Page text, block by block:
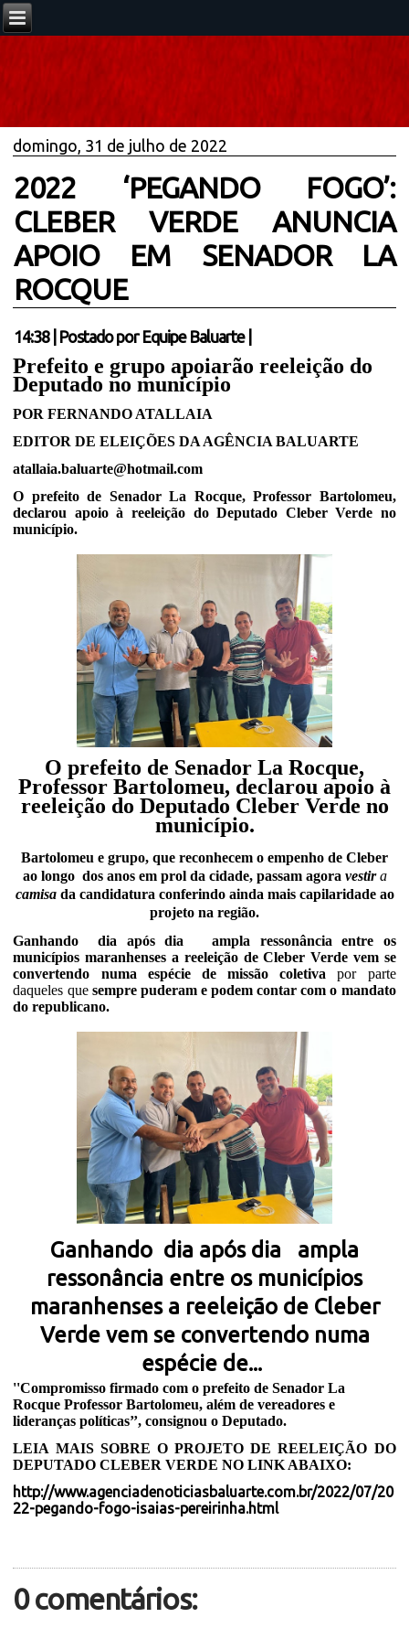
domingo, 31 de julho de 2022
2022 ‘PEGANDO FOGO’:
CLEBER VERDE ANUNCIA
APOIO EM SENADOR LA
ROCQUE
14:38| Postado por Equipe Baluarte
Prefeito e grupo apoiarão reeleição do
Deputado no município
POR FERNANDO ATALLAIA
EDITOR DE ELEIÇÕES DA AGÊNCIA BALUARTE
atallaia.baluarte@hotmail.com
O prefeito de Senador La Rocque, Professor Bartolomeu,
declarou apoio à reeleição do Deputado Cleber Verde no
município.
O prefeito de Senador La Rocque,
Professor Bartolomeu, declarou apoio à
reeleição do Deputado Cleber Verde no
município.
Bartolomeu e grupo, que reconhecem o empenho de Cleber
ao longo dos anos em prol da cidade, passam agora vestira
camisada candidatura conferindo ainda mais capilaridade ao
projeto na região.
Ganhando
dia após dia
ampla ressonância entre os
municípios maranhenses a reeleição de Cleber Verde vem se
convertendo numa espécie de missão coletivapor parte
daqueles quesempre puderam e podem contar com o mandato
do republicano.
Ganhando dia após dia
ampla
ressonância entre os municípios
maranhenses a reeleição de Cleber
Verde vem se convertendo numa
espécie de...
''Compromisso firmado com o prefeito de Senador La
Rocque Professor Bartolomeu, além de vereadores e
lideranças políticas’’, consignou o Deputado.
LEIA MAIS SOBRE O PROJETO DE REELEIÇÃO DO
DEPUTADO CLEBER VERDE NO LINK ABAIXO:
http://www.agenciadenoticiasbaluarte.com.br/2022/07/20
22-pegando-fogo-isaias-pereirinha.html
0 comentários: